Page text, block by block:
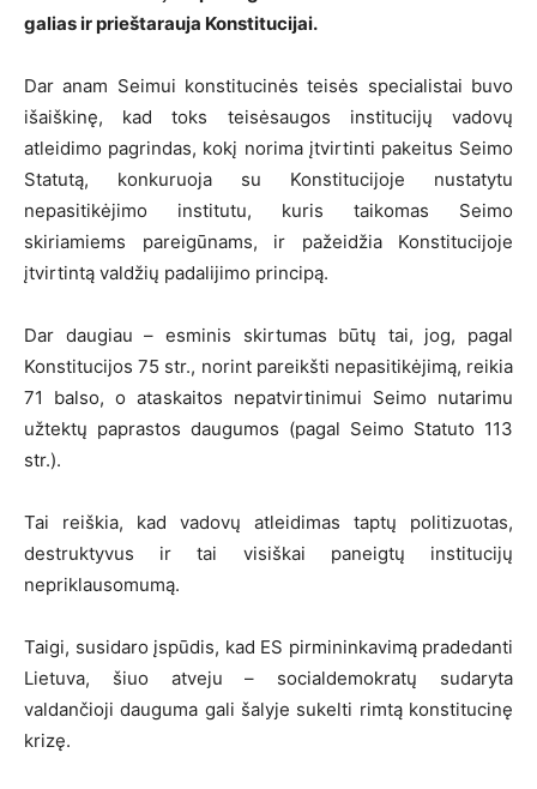
galias ir prieštarauja Konstitucijai.
Dar anam Seimui konstitucinės teisės specialistai buvo
išaiškinę, kad toks teisėsaugos institucijų vadovų
atleidimo pagrindas, kokį norima įtvirtinti pakeitus Seimo
Statutą, konkuruoja su Konstitucijoje nustatytu
nepasitikėjimo institutu, kuris taikomas Seimo
skiriamiems pareigūnams, ir pažeidžia Konstitucijoje
įtvirtintą valdžių padalijimo principą.
Dar daugiau – esminis skirtumas būtų tai, jog, pagal
Konstitucijos 75 str., norint pareikšti nepasitikėjimą, reikia
71 balso, o ataskaitos nepatvirtinimui Seimo nutarimu
užtektų paprastos daugumos (pagal Seimo Statuto 113
str.).
Tai reiškia, kad vadovų atleidimas taptų politizuotas,
destruktyvus ir tai visiškai paneigtų institucijų
nepriklausomumą.
Taigi, susidaro įspūdis, kad ES pirmininkavimą pradedanti
Lietuva, šiuo atveju – socialdemokratų sudaryta
valdančioji dauguma gali šalyje sukelti rimtą konstitucinę
krizę.